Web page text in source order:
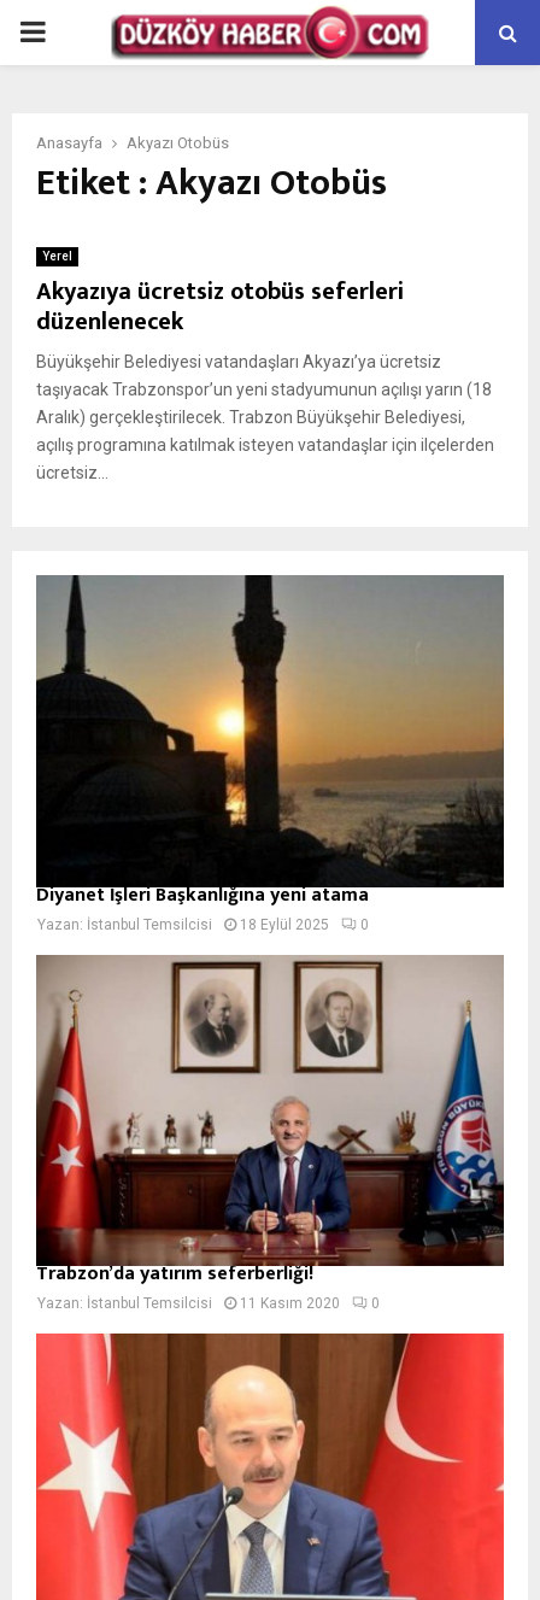
PRIMARY
Anasayfa Akyazı Otobüs
Etiket : Akyazı Otobüs
Yerel
Akyazıya ücretsiz otobüs seferleri
düzenlenecek
Büyükşehir Belediyesi vatandaşları Akyazı’ya ücretsiz
taşıyacak Trabzonspor’un yeni stadyumunun açılışı yarın (18
Aralık) gerçekleştirilecek. Trabzon Büyükşehir Belediyesi,
açılış programına katılmak isteyen vatandaşlar için ilçelerden
ücretsiz...
Diyanet İşleri Başkanlığına yeni atama
Yazan: İstanbul Temsilcisi 18 Eylül 2025 0
Trabzon’da yatırım seferberliği!
Yazan: İstanbul Temsilcisi 11 Kasım 2020 0